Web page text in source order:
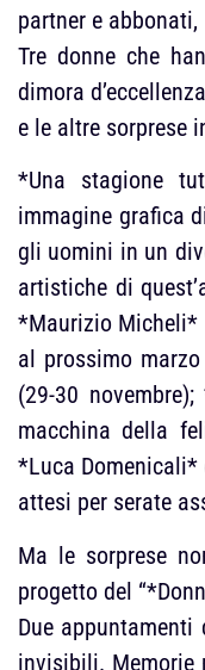
partner e
Tre donne che
dimora
e le altre sorprese
*Una stagione
immagine grafica
gli uomini in un
artistiche di
*Maurizio Micheli*
al prossimo
(29-30
macchina della
*Luca Domenicali*
attesi per serate
Ma le sorprese
progetto del
Due
invisibili. Memorie